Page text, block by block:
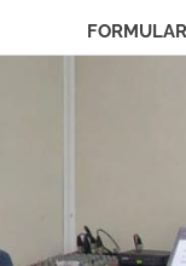
Gestoras
del